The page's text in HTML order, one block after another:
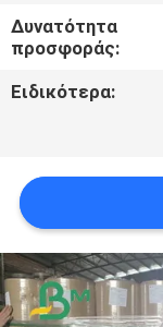
SITEMAP
Δυνατότητα
προσφοράς:
Ειδικότερα: